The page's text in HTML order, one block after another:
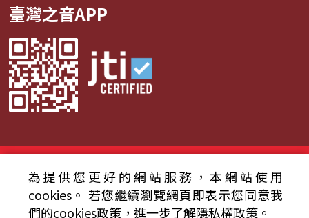
臺灣之音APP
© 2024財團法人中央廣播電臺 版權所有
資通安全政策聲明
服務條款 隱私權條款
為提供您更好的網站服務，本網站使用
cookies。 若您繼續瀏覽網頁即表示您同意我
們的cookies政策，進一步了解隱私權政策。